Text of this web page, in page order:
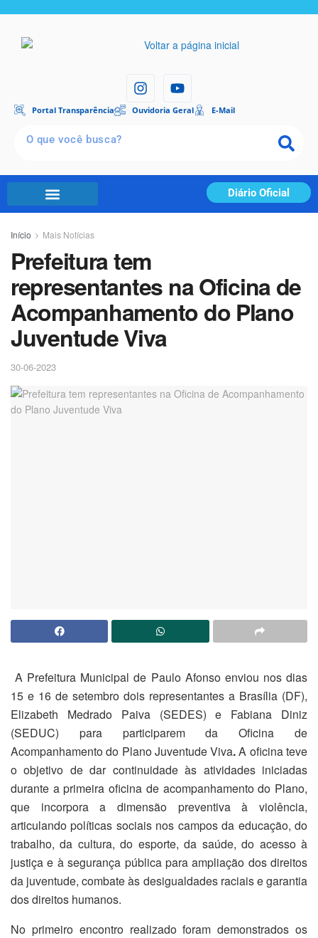
Portal Transparência Ouvidoria Geral E-Mail
Diário Oficial
Início Mais Notícias
Prefeitura tem
representantes na Oficina de
Acompanhamento do Plano
Juventude Viva
30-06-2023
A Prefeitura Municipal de Paulo Afonso enviou nos dias
15 e 16 de setembro dois representantes a Brasília (DF),
Elizabeth Medrado Paiva (SEDES) e Fabiana Diniz
(SEDUC) para participarem da Oficina de
Acompanhamento do Plano Juventude Viva.A oficina teve
o objetivo de dar continuidade às atividades iniciadas
durante a primeira oficina de acompanhamento do Plano,
que incorpora a dimensão preventiva à violência,
articulando políticas sociais nos campos da educação, do
trabalho, da cultura, do esporte, da saúde, do acesso à
justiça e à segurança pública para ampliação dos direitos
da juventude, combate às desigualdades raciais e garantia
dos direitos humanos.
No primeiro encontro realizado foram demonstrados os